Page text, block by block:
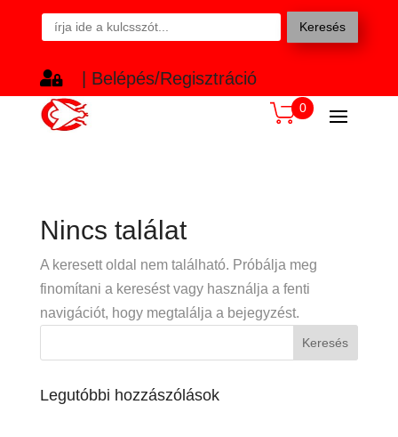
Keresés
 | Belépés/Regisztráció
0
Nincs találat
A keresett oldal nem található. Próbálja meg
finomítani a keresést vagy használja a fenti
navigációt, hogy megtalálja a bejegyzést.
Legutóbbi hozzászólások